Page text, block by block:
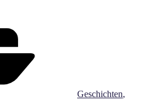
Geschichten,